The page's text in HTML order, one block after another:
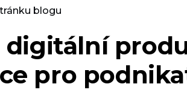
blogu
digitální
pro